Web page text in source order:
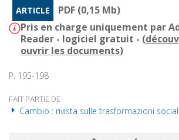
ARTICLE
PDF (0,15 Mb)
Pris en charge uniquement par
Reader - logiciel gratuit - (
ouvrir les documents)
P. 195-198
FAIT PARTIE DE
Cambio : rivista sulle trasformazioni